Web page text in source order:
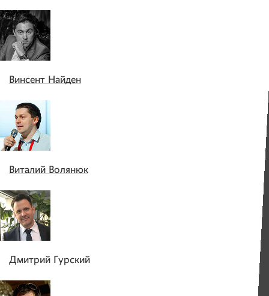
Винсент Найден
Виталий Волянюк
Дмитрий Гурский